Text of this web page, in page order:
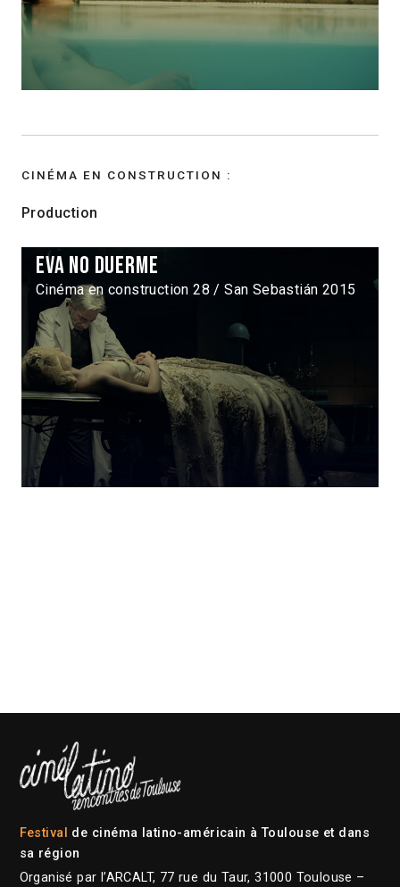
CINÉMA EN CONSTRUCTION :
Production
Eva no duerme
Cinéma en construction 28 / San Sebastián 2015
Festival de cinéma latino-américain à Toulouse et dans
sa région
Organisé par l’ARCALT, 77 rue du Taur, 31000 Toulouse –